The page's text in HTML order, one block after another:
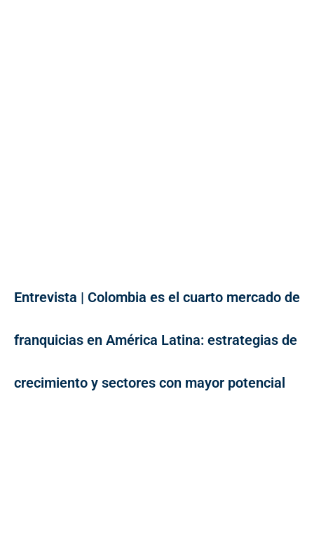
Entrevista | Colombia es el cuarto mercado de
franquicias en América Latina: estrategias de
crecimiento y sectores con mayor potencial